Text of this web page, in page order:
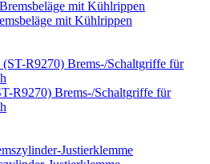
mit Kühlrippen
R9270) Brems-/Schaltgriffe für